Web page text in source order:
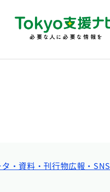
タ・資料・刊行物広報・SNS